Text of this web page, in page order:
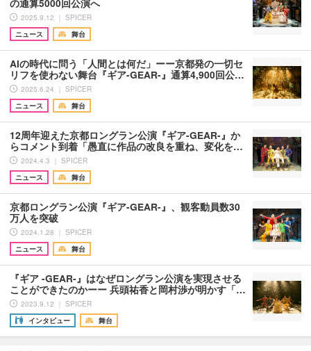
の通算5000回公演へ
2025.9.12 ｜ SPICER
ニュース
舞台
AIの時代に問う「人間とは何だ」ーー京都発の一切セ
リフを使わない舞台『ギア-GEAR-』通算4,900回公…
2025.6.24 ｜ SPICER
ニュース
舞台
12周年迎えた京都ロングラン公演『ギア-GEAR-』か
らコメント到着「愚直に作品の改良を重ね、変化を…
2024.4.3 ｜ SPICER
ニュース
舞台
京都ロングラン公演『ギア-GEAR-』、観客動員数30
万人を突破
2024.1.28 ｜ SPICER
ニュース
舞台
『ギア -GEAR-』はなぜロングラン公演を実現させる
ことができたのかーー 兵頭祐香と岡村渉が明かす「…
2023.9.12 ｜ SPICER
インタビュー
舞台